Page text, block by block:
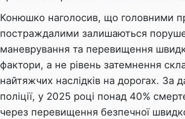
Конюшко наголосив, що головними
постраждалими залишаються
маневрування та перевищення
фактори, а не рівень затемнення
найтяжчих наслідків на дорогах. За
поліції, у 2025 році понад 40%
через перевищення безпечної